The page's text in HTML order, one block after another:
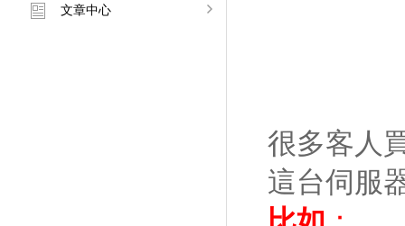
文章中心
很多客人
這台伺服